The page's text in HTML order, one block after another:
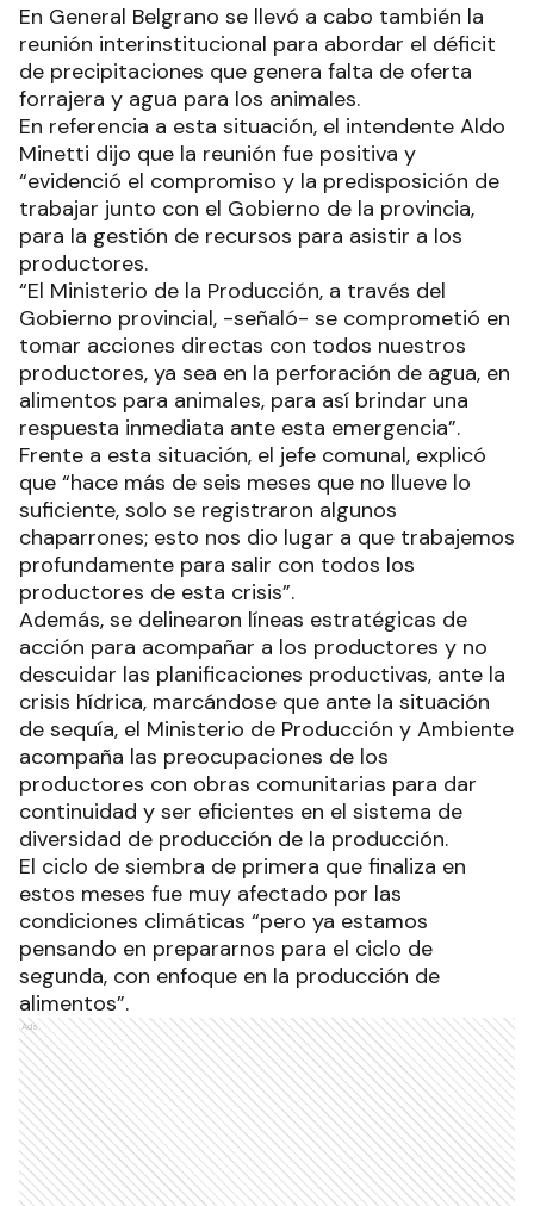
En General Belgrano se llevó a cabo también la
reunión interinstitucional para abordar el déficit
de precipitaciones que genera falta de oferta
forrajera y agua para los animales.
En referencia a esta situación, el intendente Aldo
Minetti dijo que la reunión fue positiva y
“evidenció el compromiso y la predisposición de
trabajar junto con el Gobierno de la provincia,
para la gestión de recursos para asistir a los
productores.
“El Ministerio de la Producción, a través del
Gobierno provincial, -señaló- se comprometió en
tomar acciones directas con todos nuestros
productores, ya sea en la perforación de agua, en
alimentos para animales, para así brindar una
respuesta inmediata ante esta emergencia”.
Frente a esta situación, el jefe comunal, explicó
que “hace más de seis meses que no llueve lo
suficiente, solo se registraron algunos
chaparrones; esto nos dio lugar a que trabajemos
profundamente para salir con todos los
productores de esta crisis”.
Además, se delinearon líneas estratégicas de
acción para acompañar a los productores y no
descuidar las planificaciones productivas, ante la
crisis hídrica, marcándose que ante la situación
de sequía, el Ministerio de Producción y Ambiente
acompaña las preocupaciones de los
productores con obras comunitarias para dar
continuidad y ser eficientes en el sistema de
diversidad de producción de la producción.
El ciclo de siembra de primera que finaliza en
estos meses fue muy afectado por las
condiciones climáticas “pero ya estamos
pensando en prepararnos para el ciclo de
segunda, con enfoque en la producción de
alimentos”.
Ads